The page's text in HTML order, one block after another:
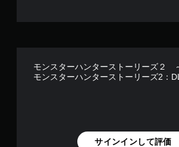
モンスターハンターストーリーズ２
モンスターハンターストーリーズ2：
サインインして評価